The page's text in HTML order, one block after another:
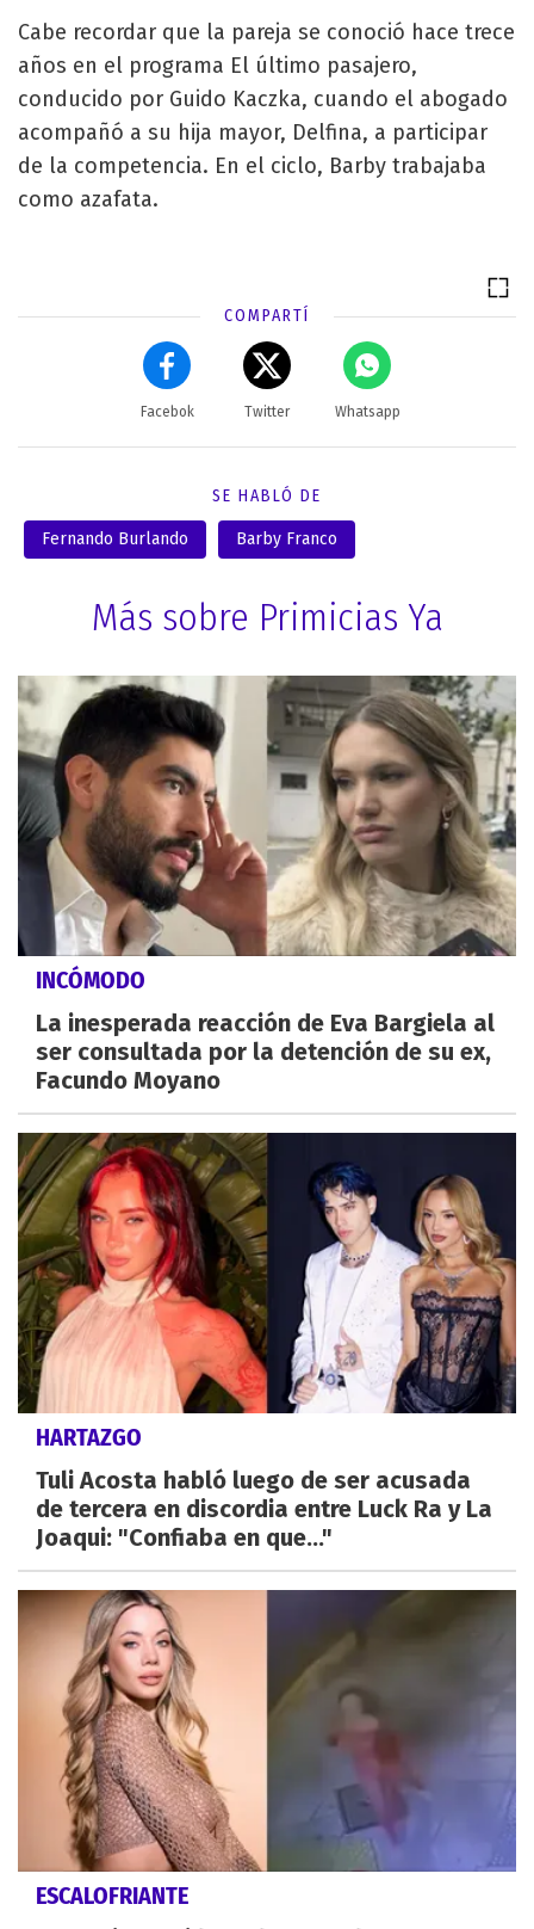
Cabe recordar que la pareja se conoció hace trece
años en el programa El último pasajero,
conducido por Guido Kaczka, cuando el abogado
acompañó a su hija mayor, Delfina, a participar
de la competencia. En el ciclo, Barby trabajaba
como azafata.
COMPARTÍ
Facebok Twitter Whatsapp
SE HABLÓ DE
Fernando Burlando Barby Franco
Más sobre Primicias Ya
INCÓMODO
La inesperada reacción de Eva Bargiela al
ser consultada por la detención de su ex,
Facundo Moyano
HARTAZGO
Tuli Acosta habló luego de ser acusada
de tercera en discordia entre Luck Ra y La
Joaqui: "Confiaba en que..."
ESCALOFRIANTE